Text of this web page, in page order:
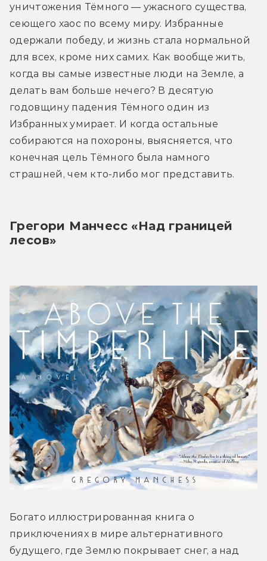
уничтожения Тёмного — ужасного существа,
сеющего хаос по всему миру. Избранные
одержали победу, и жизнь стала нормальной
для всех, кроме них самих. Как вообще жить,
когда вы самые известные люди на Земле, а
делать вам больше нечего? В десятую
годовщину падения Тёмного один из
Избранных умирает. И когда остальные
собираются на похороны, выясняется, что
конечная цель Тёмного была намного
страшней, чем кто-либо мог представить.
Грегори Манчесс «Над границей
лесов»
Богато иллюстрированная книга о
приключениях в мире альтернативного
будущего, где Землю покрывает снег, а над